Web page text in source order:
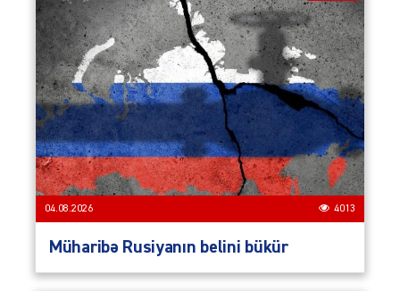
04.08.2026 4013
Müharibə Rusiyanın belini bükür